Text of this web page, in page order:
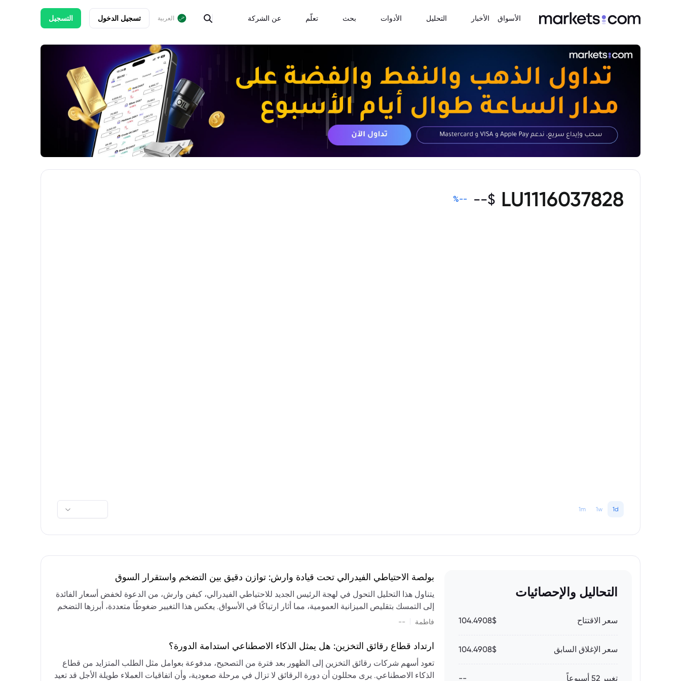
الأسواق الأخبار التحليل الأدوات بحث تعلّم عن الشركة العربية تسجيل الدخول التسجيل
LU1116037828
$
--
--
%
1d
1w
1m
التحاليل والإحصائيات
سعر الاقتتاح 104.4908$
سعر الإغلاق السابق 104.4908$
تغيير 52 أسبوعاً --
بولصة الاحتياطي الفيدرالي تحت قيادة وارش: توازن دقيق بين التضخم واستقرار السوق
يتناول هذا التحليل التحول في لهجة الرئيس الجديد للاحتياطي الفيدرالي، كيفن وارش، من الدعوة لخفض أسعار الفائدة
إلى التمسك بتقليص الميزانية العمومية، مما أثار ارتباكًا في الأسواق. يعكس هذا التغيير ضغوطًا متعددة، أبرزها التضخم
المستمر، والعجز المالي الكبير، والتوترات الجيوسياسية في الشرق الأوسط، التي تقيد خيارات خفض الفائدة أو خفض
وتجنب التدابير الاستفزازية التي قد تزعزع استقرار السوق.
فاطمة --
ارتداد قطاع رقائق التخزين: هل يمثل الذكاء الاصطناعي استدامة الدورة؟
تعود أسهم شركات رقائق التخزين إلى الظهور بعد فترة من التصحيح، مدفوعة بعوامل مثل الطلب المتزايد من قطاع
الذكاء الاصطناعي. يرى محللون أن دورة الرقائق لا تزال في مرحلة صعودية، وأن اتفاقيات العملاء طويلة الأجل قد تعيد